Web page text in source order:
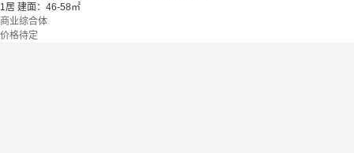
1居 建面：46-58㎡
商业综合体
价格待定